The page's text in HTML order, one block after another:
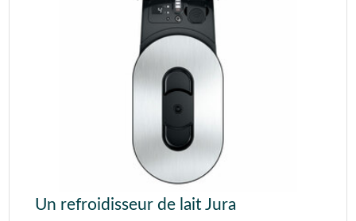
Un refroidisseur de lait Jura